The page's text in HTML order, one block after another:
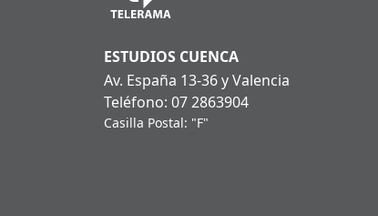
ESTUDIOS CUENCA
Av. España 13-36 y Valencia
Teléfono: 07 2863904
Casilla Postal: "F"